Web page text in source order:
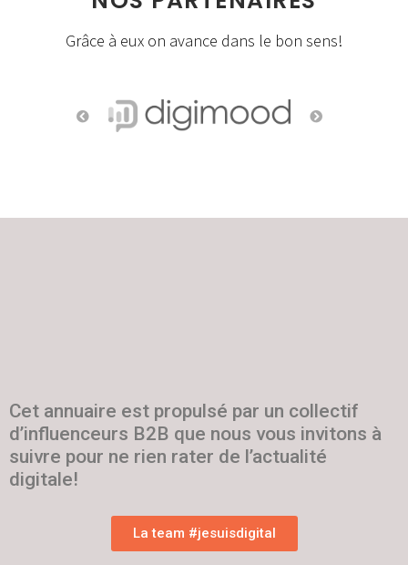
Grâce à eux on avance dans le bon sens!
Cet annuaire est propulsé par un collectif
d’influenceurs B2B que nous vous invitons à
suivre pour ne rien rater de l’actualité
digitale!
La team #jesuisdigital